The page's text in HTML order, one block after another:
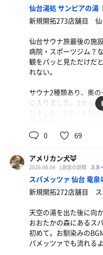
仙台湯処 サンピアの湯
新規開拓273店舗目
仙台サウナ旅最後の施
病院・スポーツジム？
観をパッと見ただけだ
れない。
サウナ2種類あり、奥
に入りました。1セッ
れました。2セット目
りと蒸された。にして
水風呂は二つのサウナ
いだろうか。少し長め
休憩は露天スペースの
強い日中だったものの
たのでゆっくり整えま
水
0 69
アメリカン犬🦊
2026.08.04 1回目の訪問 スヌ
スパメッツァ 仙台 竜泉
新規開拓272店舗目
天空の湯を出た後に向
おおたかの森にあるス
初めて。お馴染みの
パメッツァでも流れるよ